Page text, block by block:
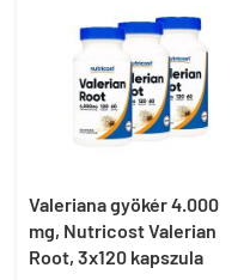
Valeriana gyökér 4.000
mg, Nutricost Valerian
Root, 3x120 kapszula